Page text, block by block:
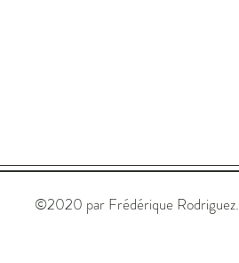
©2020 par Frédérique Rodriguez.